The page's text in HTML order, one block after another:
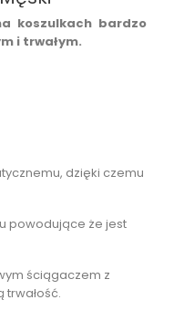
koszulkach bardzo
i trwałym.
dzięki czemu
powodujące że jest
ściągaczem z
trwałość.